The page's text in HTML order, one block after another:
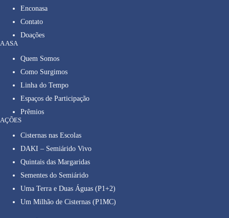
Enconasa
Contato
Doações
A ASA
Quem Somos
Como Surgimos
Linha do Tempo
Espaços de Participação
Prêmios
AÇÕES
Cisternas nas Escolas
DAKI – Semiárido Vivo
Quintais das Margaridas
Sementes do Semiárido
Uma Terra e Duas Águas (P1+2)
Um Milhão de Cisternas (P1MC)